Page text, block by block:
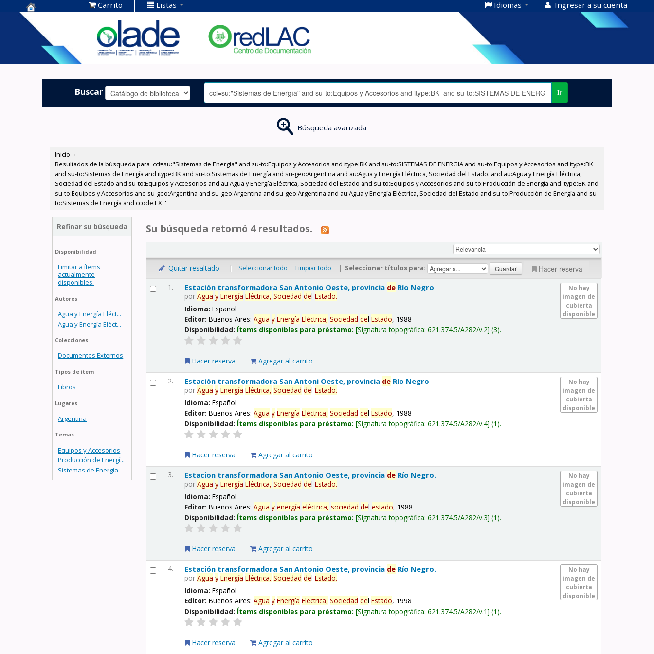
Centro de
Documentación
OLADE -
Carrito Listas Idiomas Ingresar a su cuenta
Buscar Ir
Búsqueda avanzada
Inicio ›
Resultados de la búsqueda para 'ccl=su:"Sistemas de Energía" and su-to:Equipos y Accesorios and itype:BK and su-to:SISTEMAS DE ENERGIA and su-to:Equipos y Accesorios and itype:BK
and su-to:Sistemas de Energía and itype:BK and su-to:Sistemas de Energía and su-geo:Argentina and au:Agua y Energía Eléctrica, Sociedad del Estado. and au:Agua y Energía Eléctrica,
Sociedad del Estado and su-to:Equipos y Accesorios and au:Agua y Energía Eléctrica, Sociedad del Estado and su-to:Equipos y Accesorios and su-to:Producción de Energía and itype:BK and
su-to:Equipos y Accesorios and su-geo:Argentina and su-geo:Argentina and su-geo:Argentina and au:Agua y Energía Eléctrica, Sociedad del Estado and su-to:Producción de Energía and su-
to:Sistemas de Energía and ccode:EXT'
Refinar su búsqueda
Disponibilidad
Limitar a ítems
actualmente
disponibles.
Autores
Agua y Energía Eléct...
Agua y Energía Eléct...
Colecciones
Documentos Externos
Tipos de ítem
Libros
Lugares
Argentina
Temas
Equipos y Accesorios
Producción de Energí...
Sistemas de Energía
Su búsqueda retornó 4 resultados.
Quitar resaltado | Seleccionar todo Limpiar todo | Seleccionar títulos para: Hacer reserva
1.
No hay
imagen de
cubierta
disponible
Estación transformadora San Antonio Oeste, provincia de Río Negro
porAgua y Energía Eléctrica, Sociedad delEstado.
Idioma:Español
Editor:Buenos Aires:Agua y Energía Eléctrica, Sociedad delEstado, 1988
Disponibilidad: Ítems disponibles para préstamo: Signatura topográfica:621.374.5/A282/v.2 (3).
Hacer reserva Agregar al carrito
2.
No hay
imagen de
cubierta
disponible
Estación transformadora San Antoni Oeste, provincia de Río Negro
porAgua y Energía Eléctrica, Sociedad delEstado.
Idioma:Español
Editor:Buenos Aires:Agua y Energía Eléctrica, Sociedad delEstado, 1988
Disponibilidad: Ítems disponibles para préstamo: Signatura topográfica:621.374.5/A282/v.4 (1).
Hacer reserva Agregar al carrito
3.
No hay
imagen de
cubierta
disponible
Estacion transformadora San Antonio Oeste, provincia de Río Negro.
porAgua y Energía Eléctrica, Sociedad delEstado.
Idioma:Español
Editor:Buenos Aires:Agua y energía eléctrica, sociedad delestado, 1988
Disponibilidad: Ítems disponibles para préstamo: Signatura topográfica:621.374.5/A282/v.3 (1).
Hacer reserva Agregar al carrito
4.
No hay
imagen de
cubierta
disponible
Estación transformadora San Antonio Oeste, provincia de Río Negro.
porAgua y Energía Eléctrica, Sociedad delEstado.
Idioma:Español
Editor:Buenos Aires:Agua y Energía Eléctrica, Sociedad delEstado, 1998
Disponibilidad: Ítems disponibles para préstamo: Signatura topográfica:621.374.5/A282/v.1 (1).
Hacer reserva Agregar al carrito